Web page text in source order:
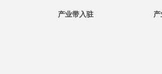
产业带入驻